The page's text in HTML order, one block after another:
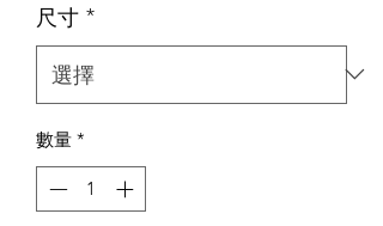
尺寸 *
數量 *